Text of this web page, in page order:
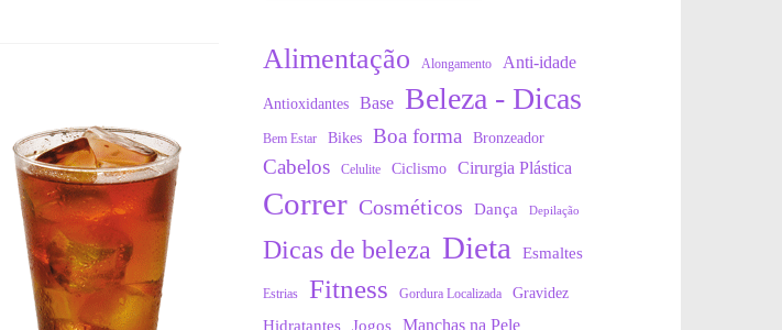
Alimentação Alongamento Anti-idade
Antioxidantes Base Beleza - Dicas
Bem Estar Bikes Boa forma Bronzeador
Cabelos Celulite Ciclismo Cirurgia Plástica
Correr Cosméticos Dança Depilação
Dicas de beleza Dieta Esmaltes
Estrias Fitness Gordura Localizada Gravidez
Hidratantes Jogos Manchas na Pele